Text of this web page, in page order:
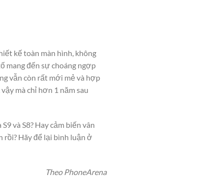
kế toàn màn hình, không
mang đến sự choáng ngợp
vẫn còn rất mới mẻ và hợp
mà chỉ hơn 1 năm sau
và S8? Hay cảm biến vân
rồi? Hãy để lại bình luận ở
Theo PhoneArena